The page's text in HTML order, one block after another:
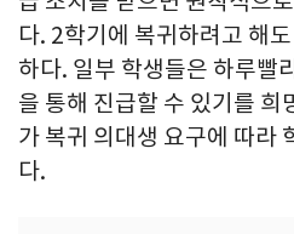
다. 2학기에 복귀하려고 해
하다. 일부 학생들은 하루빨
을 통해 진급할 수 있기를 희
가 복귀 의대생 요구에 따라
다.